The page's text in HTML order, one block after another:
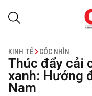
KINH TẾ GÓC NHÌN
Thúc đẩy cải
xanh: Hướng
Nam